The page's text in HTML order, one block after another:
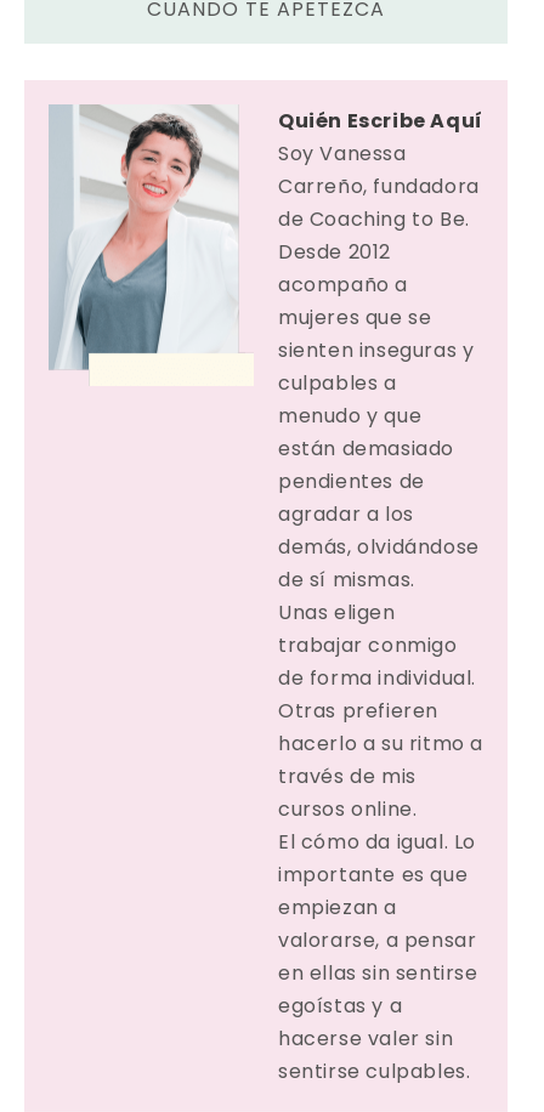
CUANDO TE APETEZCA
Quién Escribe Aquí
Soy Vanessa
Carreño, fundadora
de Coaching to Be.
Desde 2012
acompaño a
mujeres que se
sienten inseguras y
culpables a
menudo y que
están demasiado
pendientes de
agradar a los
demás, olvidándose
de sí mismas.
Unas eligen
trabajar conmigo
de forma individual.
Otras prefieren
hacerlo a su ritmo a
través de mis
cursos online.
El cómo da igual. Lo
importante es que
empiezan a
valorarse, a pensar
en ellas sin sentirse
egoístas y a
hacerse valer sin
sentirse culpables.